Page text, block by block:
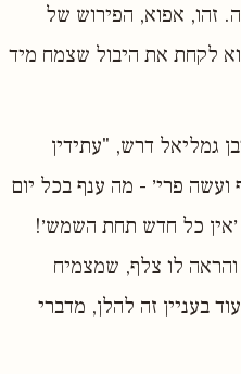
זהו, אפוא, הפירוש של
לקחת את היבול שצמח מיד
גמליאל דרש, "עתידין
ועשה פרי׳ - מה ענף בכל יום
כל חדש תחת השמש׳!
לו צלף, שמצמיח
בעניין זה להלן, מדברי